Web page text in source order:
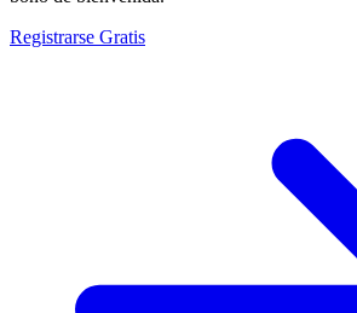
Registrarse Gratis